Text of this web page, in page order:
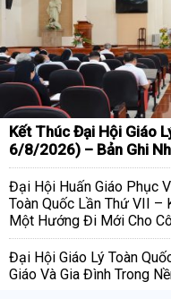
Kết Thúc Đại Hội Giáo
6/8/2026) – Bản Ghi
Đại Hội Huấn Giáo Phục
Toàn Quốc Lần Thứ VII –
Một Hướng Đi Mới Cho
Đại Hội Giáo Lý Toàn
Giáo Và Gia Đình Trong